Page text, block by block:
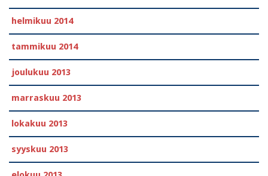
helmikuu 2014
tammikuu 2014
joulukuu 2013
marraskuu 2013
lokakuu 2013
syyskuu 2013